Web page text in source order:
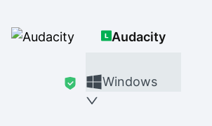
Audacity
Windows